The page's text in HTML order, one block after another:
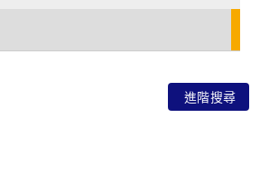
進階搜尋